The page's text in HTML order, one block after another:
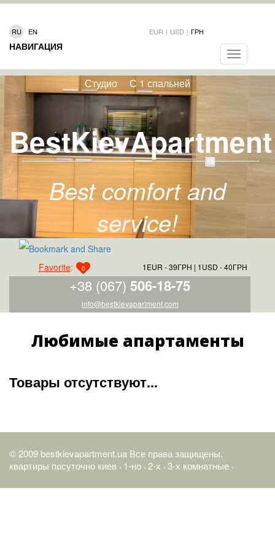
RU EN EUR | USD | ГРН
Toggle
navigation
НАВИГАЦИЯ
Студио С 1 спальней
BestKievApartment
Best comfort and
service!
Favorite: 0 1EUR - 39ГРН 1USD - 40ГРН
+38 (067) 506-18-75
info@bestkievapartment.com
Любимые апартаменты
Товары отсутствуют...
© 2009 bestkievapartment.ua Все права защищены.
квартиры посуточно киев › 1-но › 2-х › 3-х комнатные ›